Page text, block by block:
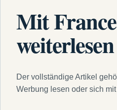
Mit
weiterlesen
Der vollständige Artikel
Werbung lesen oder sich